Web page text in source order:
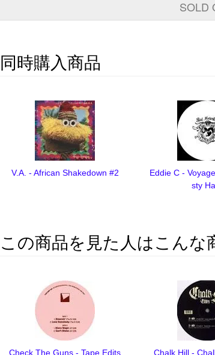
SOLD
同時購入商品
V.A. - African Shakedown #2
Eddie C -
sty
この商品を見た人はこんな
Check The Guns - Tape Edits Chalk Hill -